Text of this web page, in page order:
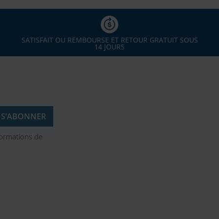
SATISFAIT OU REMBOURSE ET RETOUR GRATUIT SOUS
14 JOURS
de